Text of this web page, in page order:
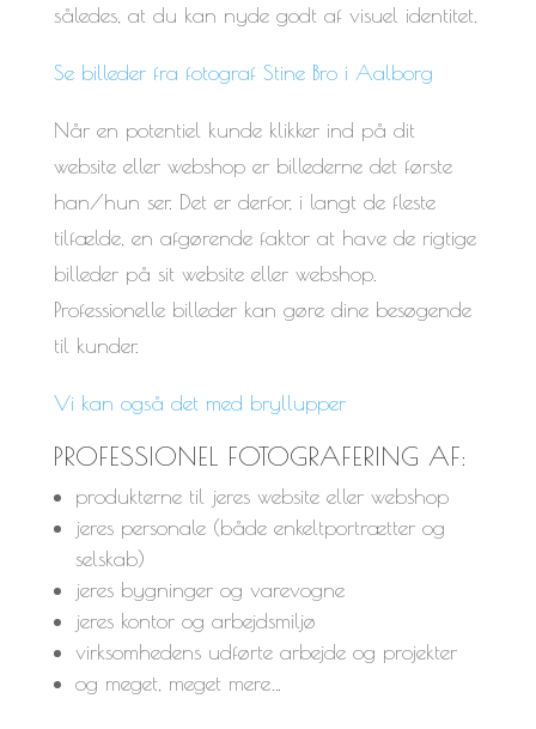
således, at du kan nyde godt af visuel identitet.
Se billeder fra fotograf Stine Bro i Aalborg
Når en potentiel kunde klikker ind på dit
website eller webshop er billederne det første
han/hun ser. Det er derfor, i langt de fleste
tilfælde, en afgørende faktor at have de rigtige
billeder på sit website eller webshop.
Professionelle billeder kan gøre dine besøgende
til kunder.
Vi kan også det med bryllupper
PROFESSIONEL FOTOGRAFERING AF:
produkterne til jeres website eller webshop
jeres personale (både enkeltportrætter og
selskab)
jeres bygninger og varevogne
jeres kontor og arbejdsmiljø
virksomhedens udførte arbejde og projekter
og meget, meget mere…